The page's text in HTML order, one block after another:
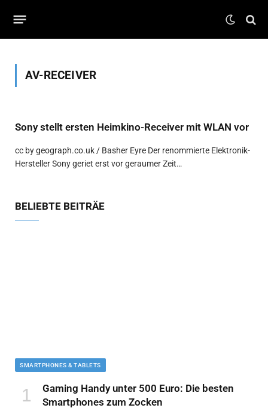
AV-RECEIVER
Sony stellt ersten Heimkino-Receiver mit WLAN vor
cc by geograph.co.uk / Basher Eyre Der renommierte Elektronik-
Hersteller Sony geriet erst vor geraumer Zeit…
BELIEBTE BEITRÄE
SMARTPHONES & TABLETS
Gaming Handy unter 500 Euro: Die besten
Smartphones zum Zocken